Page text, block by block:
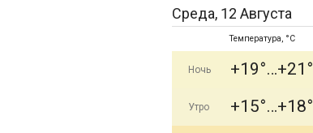
Среда, 12 Августа
Температура, °C
Ночь +19° +21°
Утро +15° +18°